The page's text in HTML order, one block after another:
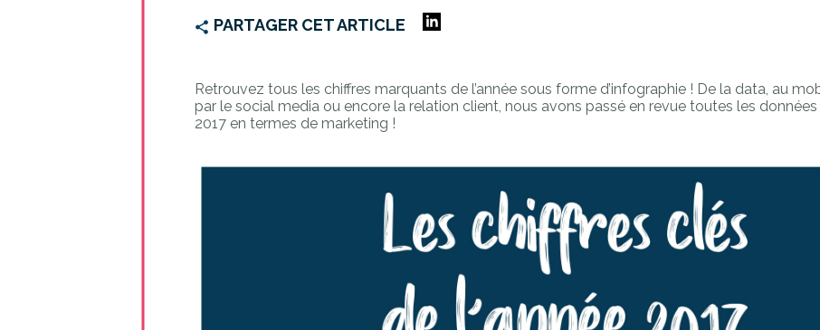
PARTAGER CET ARTICLE
Retrouvez tous les chiffres marquants de l’année sous forme d’infographie ! De la data, au
par le social media ou encore la relation client, nous avons passé en revue toutes les
2017 en termes de marketing !